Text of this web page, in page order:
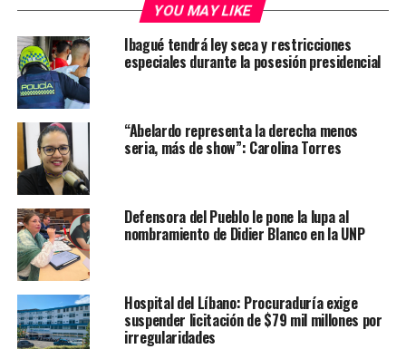
YOU MAY LIKE
Ibagué tendrá ley seca y restricciones
especiales durante la posesión presidencial
“Abelardo representa la derecha menos
seria, más de show”: Carolina Torres
Defensora del Pueblo le pone la lupa al
nombramiento de Didier Blanco en la UNP
Hospital del Líbano: Procuraduría exige
suspender licitación de $79 mil millones por
irregularidades